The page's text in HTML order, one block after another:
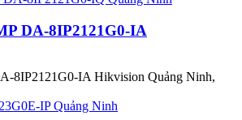
DA-8IP2121G0-IA
8IP2121G0-IA Hikvision Quảng Ninh,